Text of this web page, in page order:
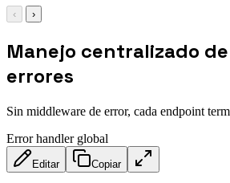
‹ ›
Manejo centralizado de
errores
Sin middleware de error, cada endpoint
Error handler global
Editar Copiar